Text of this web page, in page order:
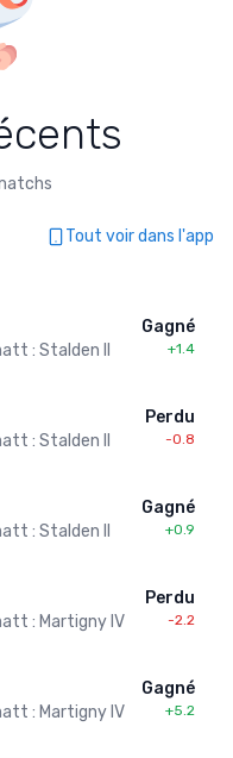
Tout voir dans l'app
: Stalden II
Gagné
+1.4
: Stalden II
Perdu
-0.8
: Stalden II
Gagné
+0.9
: Martigny IV
Perdu
-2.2
: Martigny IV
Gagné
+5.2